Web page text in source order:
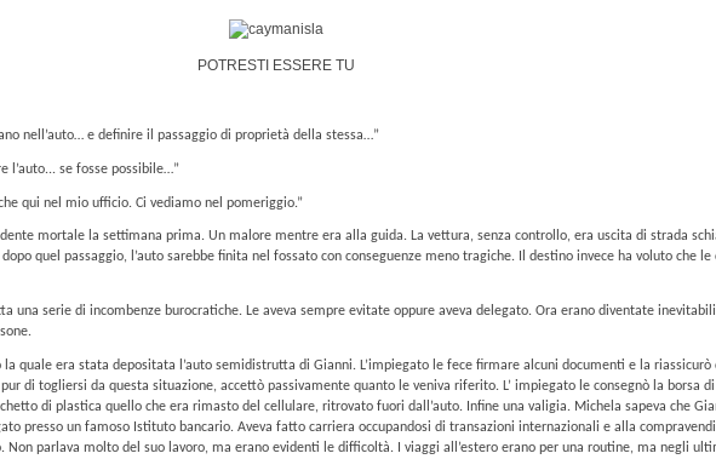
POTRESTI ESSERE TU
nell’auto… e definire il passaggio di proprietà della stessa…”
l’auto... se fosse possibile…”
qui nel mio ufficio. Ci vediamo nel pomeriggio.”
mortale la settimana prima. Un malore mentre era alla guida. La vettura, senza controllo, era uscita di strada
quel passaggio, l’auto sarebbe finita nel fossato con conseguenze meno tragiche. Il destino invece ha voluto che le
una serie di incombenze burocratiche. Le aveva sempre evitate oppure aveva delegato. Ora erano diventate
quale era stata depositata l’auto semidistrutta di Gianni. L’impiegato le fece firmare alcuni documenti e la
di togliersi da questa situazione, accettò passivamente quanto le veniva riferito. L’ impiegato le consegnò la borsa
di plastica quello che era rimasto del cellulare, ritrovato fuori dall’auto. Infine una valigia. Michela sapeva che
presso un famoso Istituto bancario. Aveva fatto carriera occupandosi di transazioni internazionali e alla
parlava molto del suo lavoro, ma erano evidenti le difficoltà. I viaggi all’estero erano per una routine, ma negli